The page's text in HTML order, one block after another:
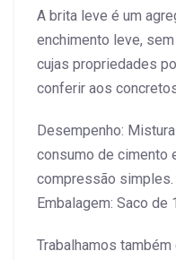
A brita leve é um
enchimento leve,
cujas propriedades
conferir aos
Desempenho:
consumo de cimento
compressão simples.
Embalagem: Saco de
Trabalhamos